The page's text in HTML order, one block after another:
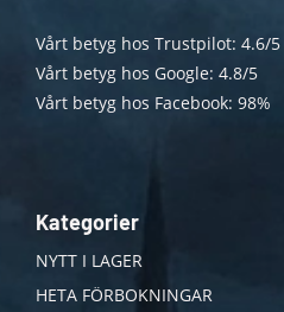
Vårt betyg hos Trustpilot: 4.6/5
Vårt betyg hos Google: 4.8/5
Vårt betyg hos Facebook: 98%
Kategorier
NYTT I LAGER
HETA FÖRBOKNINGAR